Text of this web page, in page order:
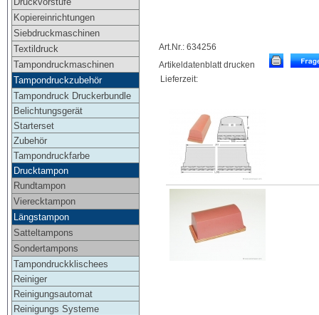
Kopiereinrichtungen
Siebdruckmaschinen
Textildruck
Tampondruckmaschinen
Tampondruckzubehör
Tampondruck Druckerbundle
Belichtungsgerät
Starterset
Zubehör
Tampondruckfarbe
Drucktampon
Rundtampon
Vierecktampon
Längstampon
Satteltampons
Sondertampons
Tampondruckklischees
Reiniger
Reinigungsautomat
Reinigungs Systeme
Art.Nr.: 634256
Artikeldatenblatt drucken
Lieferzeit: